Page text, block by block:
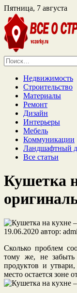
Пятница, 7 августа
Найти:
Недвижимость
Строительство
Материалы
Ремонт
Дизайн
Интерьеры
Мебель
Коммуникации
Ландшафтный
Все статьи
Кушетка
19.06.2020 автор:
Сколько проблем
тому же, не
продуктов и
место остается зоне